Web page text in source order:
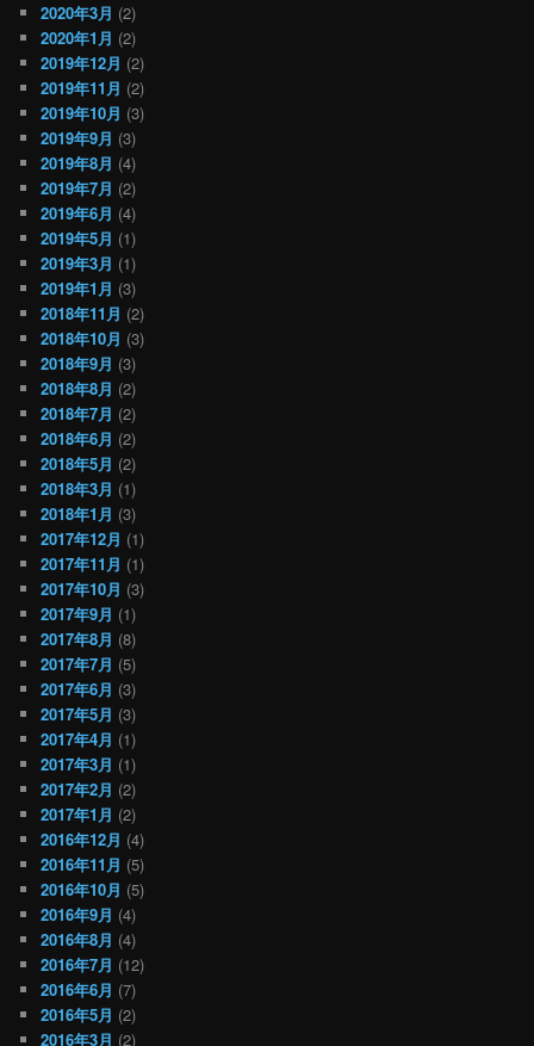
2020年3月 (2)
2020年1月 (2)
2019年12月 (2)
2019年11月 (2)
2019年10月 (3)
2019年9月 (3)
2019年8月 (4)
2019年7月 (2)
2019年6月 (4)
2019年5月 (1)
2019年3月 (1)
2019年1月 (3)
2018年11月 (2)
2018年10月 (3)
2018年9月 (3)
2018年8月 (2)
2018年7月 (2)
2018年6月 (2)
2018年5月 (2)
2018年3月 (1)
2018年1月 (3)
2017年12月 (1)
2017年11月 (1)
2017年10月 (3)
2017年9月 (1)
2017年8月 (8)
2017年7月 (5)
2017年6月 (3)
2017年5月 (3)
2017年4月 (1)
2017年3月 (1)
2017年2月 (2)
2017年1月 (2)
2016年12月 (4)
2016年11月 (5)
2016年10月 (5)
2016年9月 (4)
2016年8月 (4)
2016年7月 (12)
2016年6月 (7)
2016年5月 (2)
2016年3月 (2)